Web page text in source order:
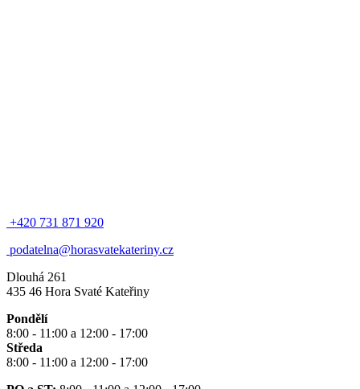
+420 731 871 920
podatelna@horasvatekateriny.cz
Dlouhá 261
435 46 Hora Svaté Kateřiny
Pondělí
8:00 - 11:00 a 12:00 - 17:00
Středa
8:00 - 11:00 a 12:00 - 17:00